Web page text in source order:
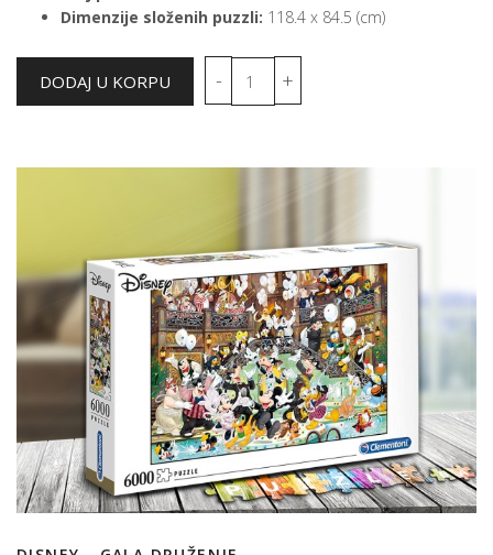
Dimenzije složenih puzzli: 118.4 x 84.5 (cm)